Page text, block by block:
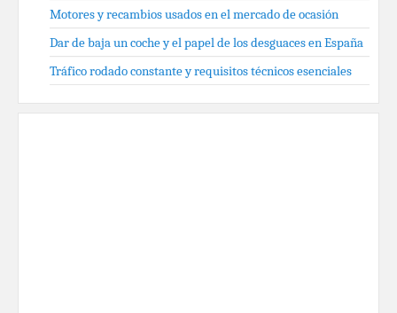
Motores y recambios usados en el mercado de ocasión
Dar de baja un coche y el papel de los desguaces en España
Tráfico rodado constante y requisitos técnicos esenciales